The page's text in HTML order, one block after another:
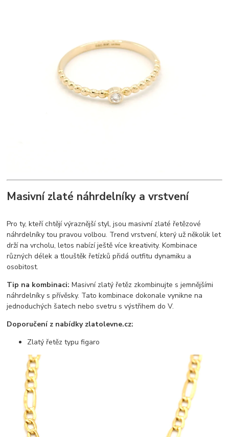
Masivní zlaté náhrdelníky a vrstvení
Pro ty, kteří chtějí výraznější styl, jsou masivní zlaté řetězové
náhrdelníky tou pravou volbou. Trend vrstvení, který už několik let
drží na vrcholu, letos nabízí ještě více kreativity. Kombinace
různých délek a tlouštěk řetízků přidá outfitu dynamiku a
osobitost.
Tip na kombinaci: Masivní zlatý řetěz zkombinujte s jemnějšími
náhrdelníky s přívěsky. Tato kombinace dokonale vynikne na
jednoduchých šatech nebo svetru s výstřihem do V.
Doporučení z nabídky zlatolevne.cz:
Zlatý řetěz typu figaro